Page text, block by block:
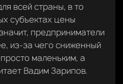
всей страны, в то
субъектах цены
предприниматели
из-за чего сниженный
маленьким, а
Вадим Зарипов.